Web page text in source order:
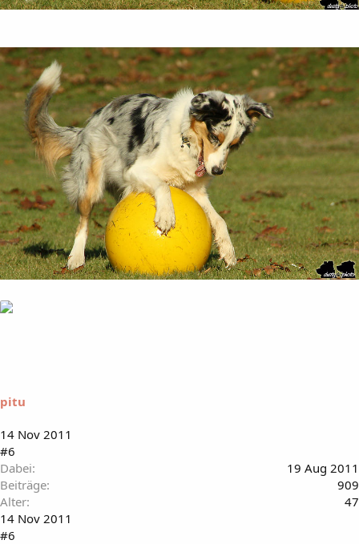
pitu
14 Nov 2011
#6
Dabei
19 Aug 2011
Beiträge
909
Alter
47
14 Nov 2011
#6